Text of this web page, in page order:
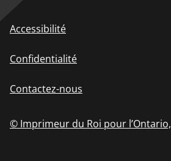
Accessibilité
Confidentialité
Contactez-nous
© Imprimeur du Roi pour l’Ontario,